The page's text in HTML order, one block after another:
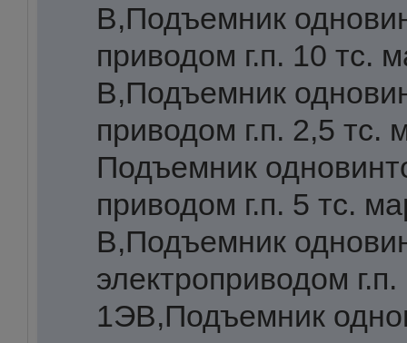
В,Подъемник
приводом г.п. 10 тс.
В,Подъемник
приводом г.п. 2,5 тс.
Подъемник
приводом г.п. 5 тс.
В,Подъемник
электроприводом
1ЭВ,Подъемник